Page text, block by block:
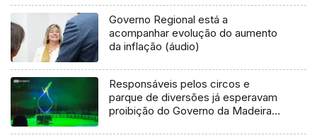
Governo Regional está a
acompanhar evolução do aumento
da inflação (áudio)
Responsáveis pelos circos e
parque de diversões já esperavam
proibição do Governo da Madeira